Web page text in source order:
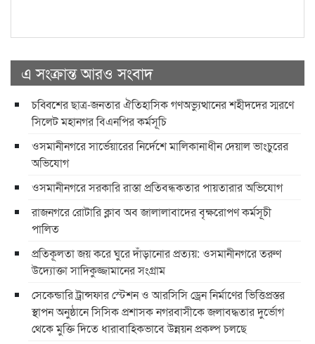
এ সংক্রান্ত আরও সংবাদ
চব্বিশের ছাত্র-জনতার ঐতিহাসিক গণঅভ্যুত্থানের শহীদদের স্মরণে
সিলেট মহানগর বিএনপির কর্মসূচি
ওসমানীনগরে সার্ভেয়ারের নির্দেশে মালিকানাধীন দেয়াল ভাংচুরের
অভিযোগ
ওসমানীনগরে সরকারি রাস্তা প্রতিবন্ধকতার পায়তারার অভিযোগ
রাজনগরে রোটারি ক্লাব অব জালালাবাদের বৃক্ষরোপণ কর্মসূচী
পালিত
প্রতিকূলতা জয় করে ঘুরে দাঁড়ানোর প্রত্যয়: ওসমানীনগরে তরুণ
উদ্যোক্তা সাদিকুজ্জামানের সংগ্রাম
সেকেন্ডারি ট্রান্সফার স্টেশন ও আরসিসি ড্রেন নির্মাণের ভিত্তিপ্রস্তর
স্থাপন অনুষ্ঠানে সিসিক প্রশাসক নগরবাসীকে জলাবদ্ধতার দুর্ভোগ
থেকে মুক্তি দিতে ধারাবাহিকভাবে উন্নয়ন প্রকল্প চলছে